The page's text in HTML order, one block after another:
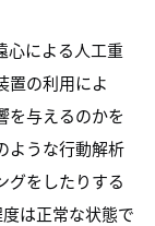
心による人工重
置の利用によ
を与えるのかを
ような行動解析
グをしたりする
は正常な状態で